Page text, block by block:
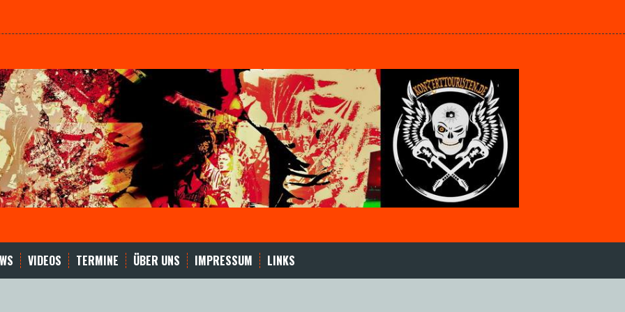
VIDEOS TERMINE ÜBER UNS IMPRESSUM LINKS